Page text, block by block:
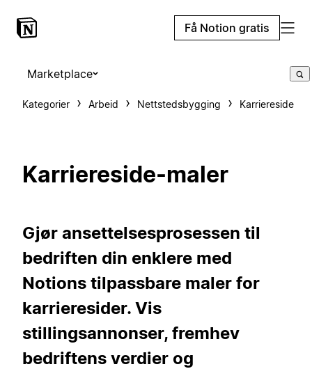
Få Notion gratis
Marketplace
Kategorier Arbeid Nettstedsbygging Karriereside
Karriereside-maler
Gjør ansettelsesprosessen til
bedriften din enklere med
Notions tilpassbare maler for
karrieresider. Vis
stillingsannonser, fremhev
bedriftens verdier og